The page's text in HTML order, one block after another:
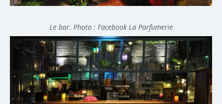
Le bar. Photo : Facebook La Parfumerie